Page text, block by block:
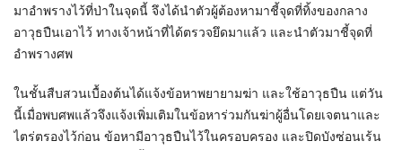
มาอำพรางไว้ที่ป่าในจุดนี้ จึงได้นำตัวผู้ต้องหามาชี้จุดที่ทิ้งของกลาง
อาวุธปืนเอาไว้ ทางเจ้าหน้าที่ได้ตรวจยึดมาแล้ว และนำตัวมาชี้จุดที่
อำพรางศพ
ในชั้นสืบสวนเบื้องต้นได้แจ้งข้อหาพยายามฆ่า และใช้อาวุธปืน แต่วัน
นี้เมื่อพบศพแล้วจึงแจ้งเพิ่มเติมในข้อหาร่วมกันฆ่าผู้อื่นโดยเจตนาและ
ไตร่ตรองไว้ก่อน ข้อหามีอาวุธปืนไว้ในครอบครอง และปิดบังซ่อนเร้น